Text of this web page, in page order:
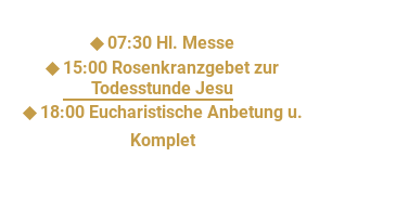
07:30 Hl. Messe
15:00 Rosenkranzgebet zur
Todesstunde Jesu
18:00 Eucharistische Anbetung u.
Komplet